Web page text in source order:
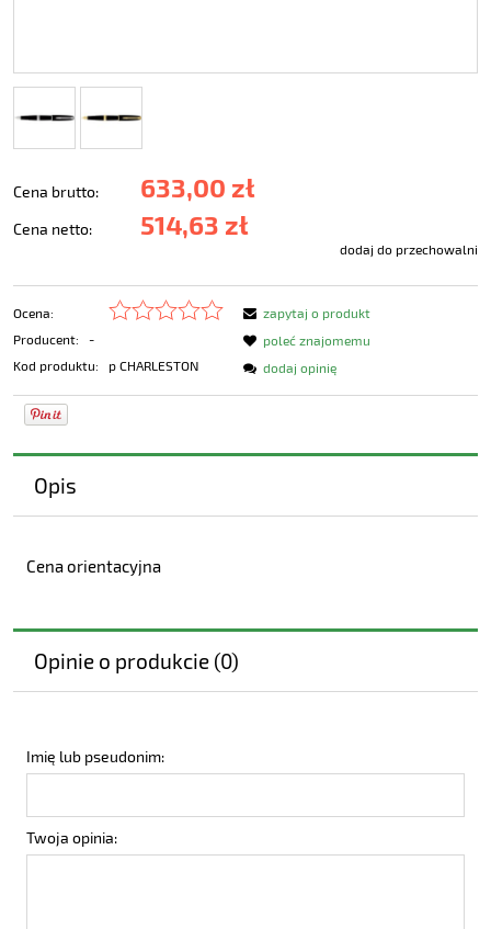
Cena brutto: 633,00 zł
Cena netto: 514,63 zł
dodaj do przechowalni
Ocena:
Producent:
-
Kod produktu:
p CHARLESTON
zapytaj o produkt
poleć znajomemu
dodaj opinię
Opis
Cena orientacyjna
Opinie o produkcie (0)
Imię lub pseudonim:
Twoja opinia: